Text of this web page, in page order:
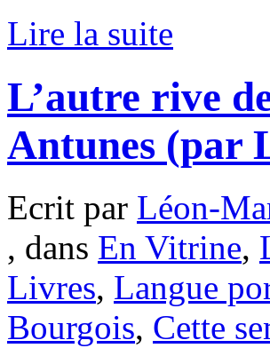
Lire la suite
L’autre rive
Antunes (par
Ecrit par Léon-
, dans En Vitrine,
Livres, Langue
Bourgois, Cette